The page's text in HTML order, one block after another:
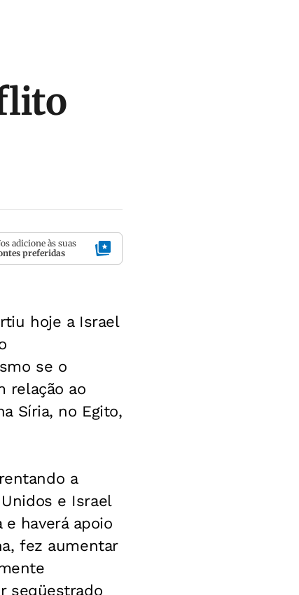
adicione às suas
preferidas
hoje a Israel
se o
relação ao
Síria, no Egito,
a
e Israel
haverá apoio
fez aumentar
seqüestrado